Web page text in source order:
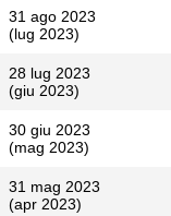
31 ago 2023
(lug 2023)
28 lug 2023
(giu 2023)
30 giu 2023
(mag 2023)
31 mag 2023
(apr 2023)